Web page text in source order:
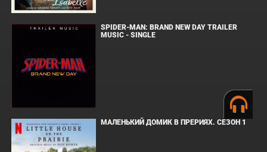
SPIDER-MAN: BRAND NEW DAY TRAILER
MUSIC - SINGLE
МАЛЕНЬКИЙ ДОМИК В ПРЕРИЯХ. СЕЗОН 1